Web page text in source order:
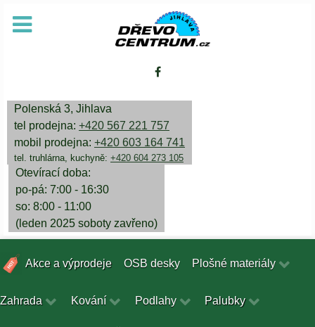
Polenská 3, Jihlava
tel prodejna: +420 567 221 757
mobil prodejna: +420 603 164 741
tel. truhlárna, kuchyně: +420 604 273 105
Otevírací doba:
po-pá: 7:00 - 16:30
so: 8:00 - 11:00
(leden 2025 soboty zavřeno)
Akce a výprodeje OSB desky Plošné materiály
Zahrada Kování Podlahy Palubky